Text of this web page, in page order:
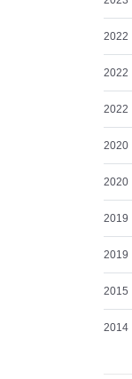
2022
2022
2022
2020
2020
2019
2019
2015
2014